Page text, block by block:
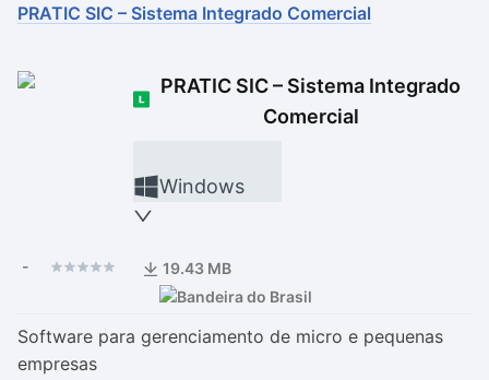
Ver mais
Ver mais
PRATIC SIC – Sistema Integrado Comercial
PRATIC SIC – Sistema Integrado
Comercial
Windows
- 19.43 MB
Software para gerenciamento de micro e pequenas
empresas